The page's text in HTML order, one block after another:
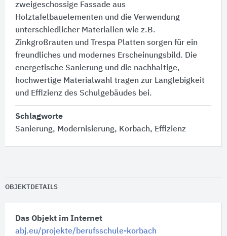
zweigeschossige Fassade aus
Holztafelbauelementen und die Verwendung
unterschiedlicher Materialien wie z.B.
Zinkgroßrauten und Trespa Platten sorgen für ein
freundliches und modernes Erscheinungsbild. Die
energetische Sanierung und die nachhaltige,
hochwertige Materialwahl tragen zur Langlebigkeit
und Effizienz des Schulgebäudes bei.
Schlagworte
Sanierung, Modernisierung, Korbach, Effizienz
OBJEKTDETAILS
Das Objekt im Internet
abj.eu/projekte/berufsschule-korbach